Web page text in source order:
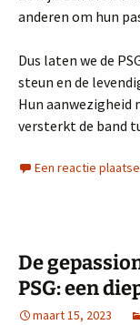
anderen om hun
Dus laten we de
steun en de
Hun aanwezigheid
versterkt de band
Een reactie
De
PSG: een
maart 15, 2023